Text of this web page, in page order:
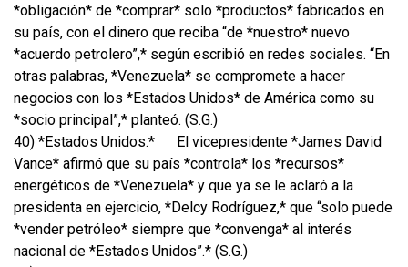
*obligación* de *comprar* solo *productos* fabricados en
su país, con el dinero que reciba “de *nuestro* nuevo
*acuerdo petrolero”,* según escribió en redes sociales. “En
otras palabras, *Venezuela* se compromete a hacer
negocios con los *Estados Unidos* de América como su
*socio principal”,* planteó. (S.G.)
40) *Estados Unidos.*
El vicepresidente *James David
Vance* afirmó que su país *controla* los *recursos*
energéticos de *Venezuela* y que ya se le aclaró a la
presidenta en ejercicio, *Delcy Rodríguez,* que “solo puede
*vender petróleo* siempre que *convenga* al interés
nacional de *Estados Unidos”.* (S.G.)